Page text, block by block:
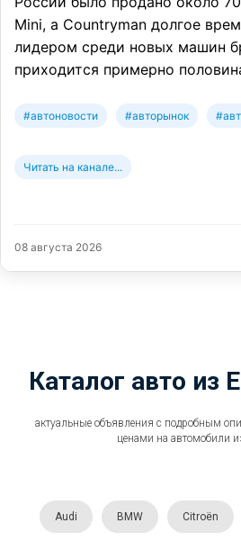
Mini, а Countryman долгое
лидером среди новых машин
приходится примерно
#автоновости #авторынок
Читать на канале...
08 августа 2026
Каталог авто
актуальные объявления с подробным
ценами на автомобили
Audi BMW Citroën